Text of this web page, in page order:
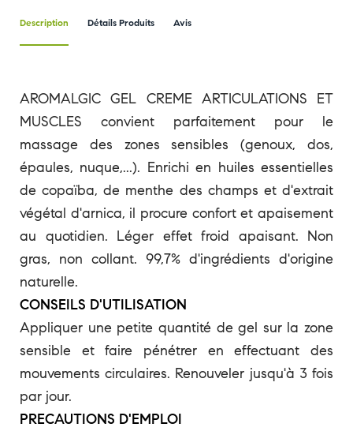
Description Détails Produits Avis
AROMALGIC GEL CREME ARTICULATIONS ET
MUSCLES convient parfaitement pour le
massage des zones sensibles (genoux, dos,
épaules, nuque,...). Enrichi en huiles essentielles
de copaïba, de menthe des champs et d'extrait
végétal d'arnica, il procure confort et apaisement
au quotidien. Léger effet froid apaisant. Non
gras, non collant. 99,7% d'ingrédients d'origine
naturelle.
CONSEILS D'UTILISATION
Appliquer une petite quantité de gel sur la zone
sensible et faire pénétrer en effectuant des
mouvements circulaires. Renouveler jusqu'à 3 fois
par jour.
PRECAUTIONS D'EMPLOI